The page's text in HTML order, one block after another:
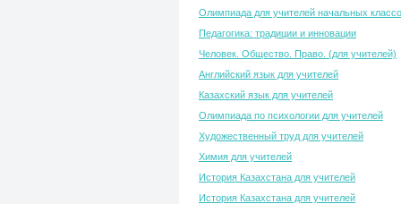
Олимпиада для учителей начальных
Педагогика: традиции и инновации
Человек. Общество. Право. (для учителей)
Английский язык для учителей
Казахский язык для учителей
Олимпиада по психологии для учителей
Художественный труд для учителей
Химия для учителей
История Казахстана для учителей
История Казахстана для учителей